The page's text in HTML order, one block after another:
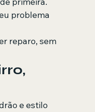
problema
reparo, sem
e estilo